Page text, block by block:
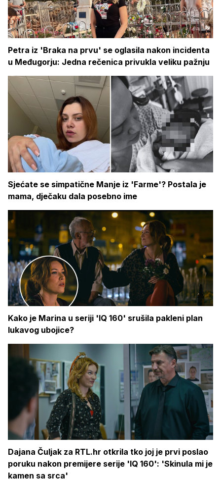
Petra iz 'Braka na prvu' se oglasila nakon incidenta
u Međugorju: Jedna rečenica privukla veliku pažnju
Sjećate se simpatične Manje iz 'Farme'? Postala je
mama, dječaku dala posebno ime
Kako je Marina u seriji 'IQ 160' srušila pakleni plan
lukavog ubojice?
Dajana Čuljak za RTL.hr otkrila tko joj je prvi poslao
poruku nakon premijere serije 'IQ 160': 'Skinula mi je
kamen sa srca'